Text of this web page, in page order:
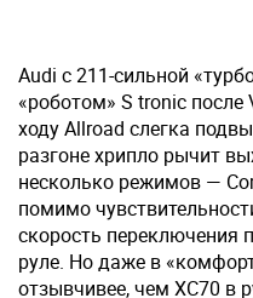
Audi с 211-сильной
«роботом» S tronic
ходу Allroad слегка
разгоне хрипло рычит
несколько режимов —
помимо
скорость переключения
руле. Но даже в
отзывчивее, чем XC70 в